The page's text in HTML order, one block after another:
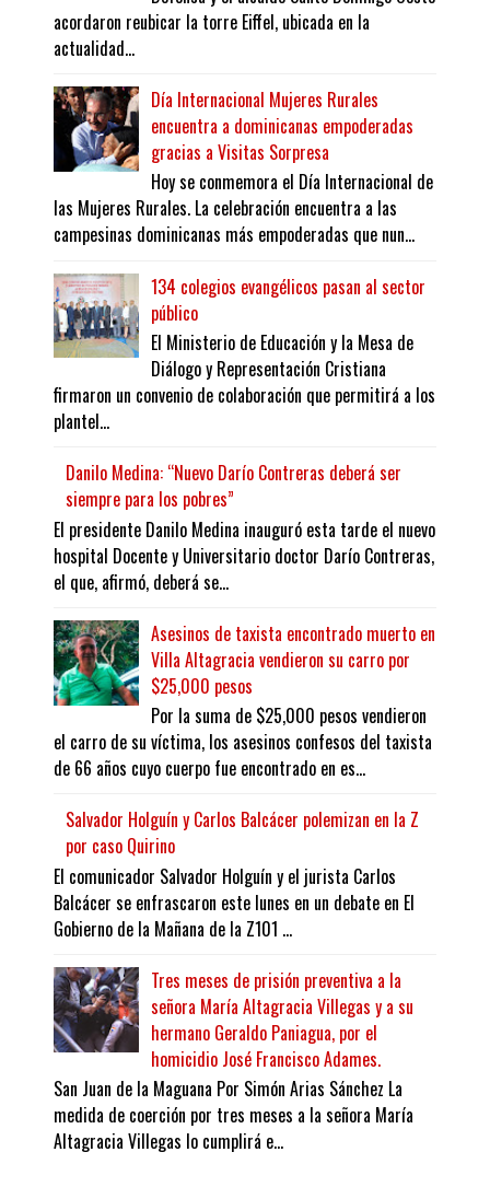
acordaron reubicar la torre Eiffel, ubicada en la
actualidad...
Día Internacional Mujeres Rurales
encuentra a dominicanas empoderadas
gracias a Visitas Sorpresa
Hoy se conmemora el Día Internacional de
las Mujeres Rurales. La celebración encuentra a las
campesinas dominicanas más empoderadas que nun...
134 colegios evangélicos pasan al sector
público
El Ministerio de Educación y la Mesa de
Diálogo y Representación Cristiana
firmaron un convenio de colaboración que permitirá a los
plantel...
Danilo Medina: “Nuevo Darío Contreras deberá ser
siempre para los pobres”
El presidente Danilo Medina inauguró esta tarde el nuevo
hospital Docente y Universitario doctor Darío Contreras,
el que, afirmó, deberá se...
Asesinos de taxista encontrado muerto en
Villa Altagracia vendieron su carro por
$25,000 pesos
Por la suma de $25,000 pesos vendieron
el carro de su víctima, los asesinos confesos del taxista
de 66 años cuyo cuerpo fue encontrado en es...
Salvador Holguín y Carlos Balcácer polemizan en la Z
por caso Quirino
El comunicador Salvador Holguín y el jurista Carlos
Balcácer se enfrascaron este lunes en un debate en El
Gobierno de la Mañana de la Z101 ...
Tres meses de prisión preventiva a la
señora María Altagracia Villegas y a su
hermano Geraldo Paniagua, por el
homicidio José Francisco Adames.
San Juan de la Maguana Por Simón Arias Sánchez La
medida de coerción por tres meses a la señora María
Altagracia Villegas lo cumplirá e...